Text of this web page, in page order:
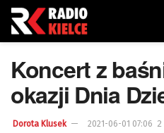
Koncert z
okazji Dnia
Dorota Klusek 2021-06-01 07:06